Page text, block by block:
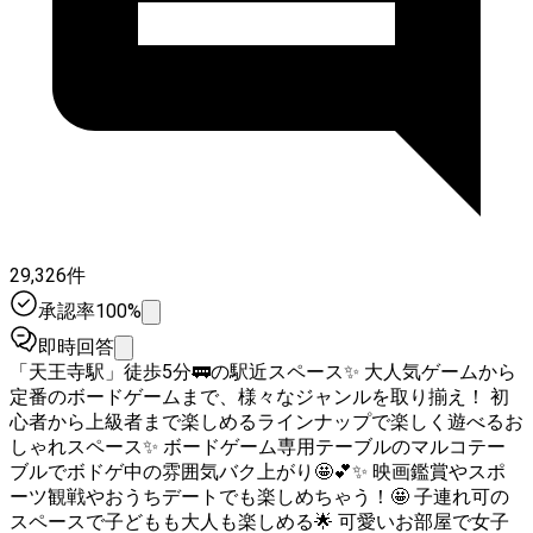
29,326件
承認率100%
即時回答
「天王寺駅」徒歩5分🚃の駅近スペース✨ 大人気ゲームから
定番のボードゲームまで、様々なジャンルを取り揃え！ 初
心者から上級者まで楽しめるラインナップで楽しく遊べるお
しゃれスペース✨ ボードゲーム専用テーブルのマルコテー
ブルでボドゲ中の雰囲気バク上がり🤩💕✨ 映画鑑賞やスポ
ーツ観戦やおうちデートでも楽しめちゃう！🤩 子連れ可の
スペースで子どもも大人も楽しめる🌟 可愛いお部屋で女子